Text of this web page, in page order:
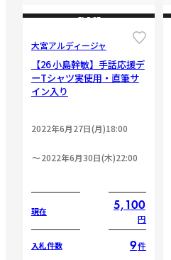
CLOSE
大宮アルディージャ
【26 小島幹敏】手話応援デ
ーTシャツ実使用・直筆サ
イン入り
2022年6月27日(月)18:00
2022年6月30日(木)22:00
現在 5,100
円
入札件数 9件